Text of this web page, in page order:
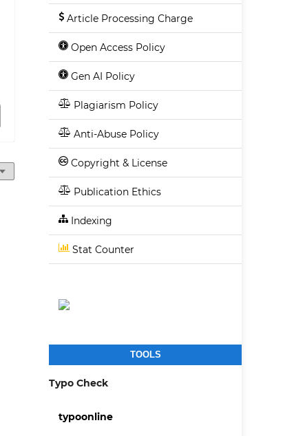
Article Processing Charge
Open Access Policy
Gen AI Policy
Plagiarism Policy
Anti-Abuse Policy
Copyright & License
Publication Ethics
Indexing
Stat Counter
TOOLS
Typo Check
typoonline